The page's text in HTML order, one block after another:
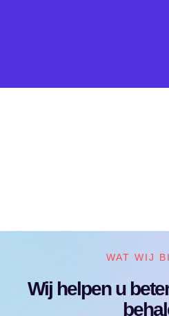
WAT WIJ
Wij helpen u